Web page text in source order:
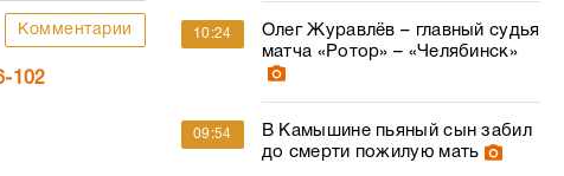
Комментарии
102
10:24
Олег Журавлёв – главный судья
матча «Ротор» – «Челябинск»
09:54
В Камышине пьяный сын забил
до смерти пожилую мать